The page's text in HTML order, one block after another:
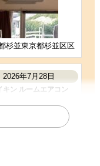
杉並東京都杉並区区
2026年7月28日
キン ルームエアコン